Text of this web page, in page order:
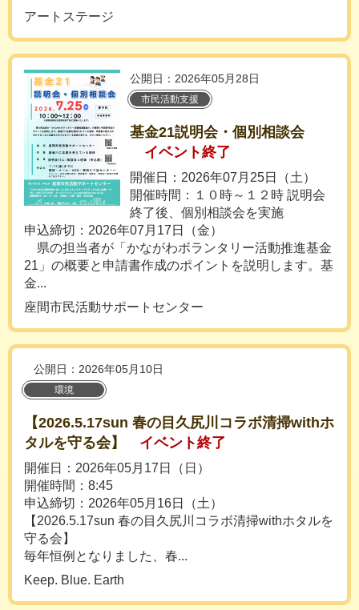
アートステージ
公開日：2026年05月28日
市民活動支援
基金21説明会・個別相談会
イベント終了
開催日：2026年07月25日（土）
開催時間：１０時～１２時 説明会
終了後、個別相談会を実施
申込締切：2026年07月17日（金）
県の担当者が「かながわボランタリー活動推進基金
21」の概要と申請書作成のポイントを説明します。基
金...
座間市民活動サポートセンター
公開日：2026年05月10日
環境
【2026.5.17sun 春の目久尻川コラボ清掃withホ
タルを守る会】
イベント終了
開催日：2026年05月17日（日）
開催時間：8:45
申込締切：2026年05月16日（土）
【2026.5.17sun 春の目久尻川コラボ清掃withホタルを
守る会】
毎年恒例となりました、春...
Keep. Blue. Earth